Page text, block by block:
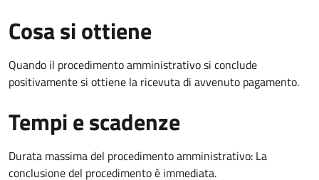
Cosa si ottiene
Quando il procedimento amministrativo si conclude
positivamente si ottiene la ricevuta di avvenuto pagamento.
Tempi e scadenze
Durata massima del procedimento amministrativo: La
conclusione del procedimento è immediata.